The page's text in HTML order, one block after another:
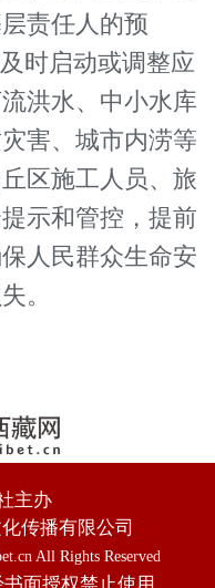
责任人的预
时启动或调整应
洪水、中小水库
害、城市内涝等
区施工人员、旅
示和管控，提前
人民群众生命安
。
主办
传播有限公司
All Rights Reserved
面授权禁止使用